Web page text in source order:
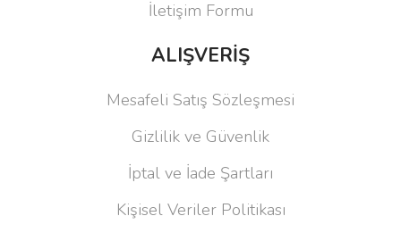
İletişim Formu
ALIŞVERİŞ
Mesafeli Satış Sözleşmesi
Gizlilik ve Güvenlik
İptal ve İade Şartları
Kişisel Veriler Politikası